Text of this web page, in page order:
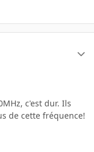
c'est dur. Ils
de cette fréquence!